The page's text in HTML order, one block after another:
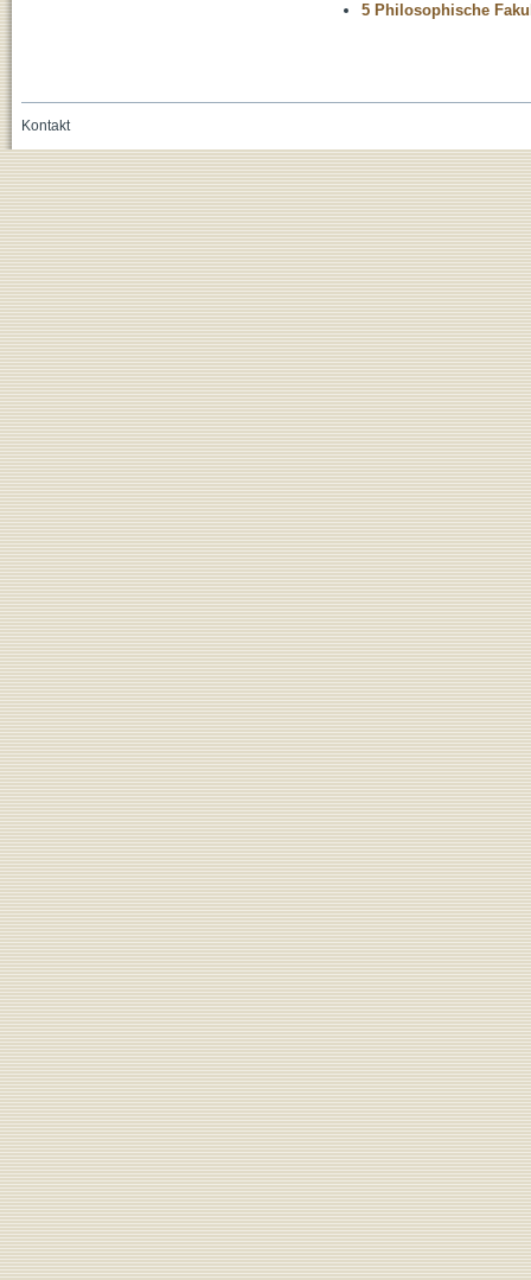
5 Philosophische
Kontakt